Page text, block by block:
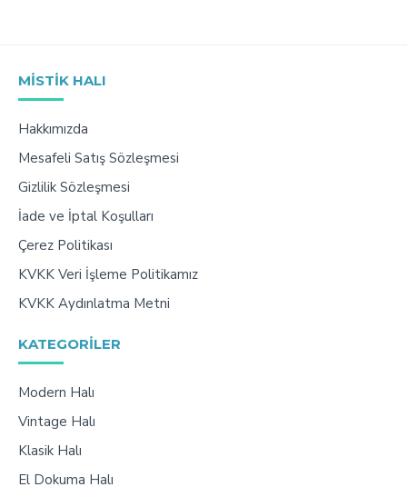
MISTIK HALI
Hakkımızda
Mesafeli Satış Sözleşmesi
Gizlilik Sözleşmesi
İade ve İptal Koşulları
Çerez Politikası
KVKK Veri İşleme Politikamız
KVKK Aydınlatma Metni
KATEGORILER
Modern Halı
Vintage Halı
Klasik Halı
El Dokuma Halı